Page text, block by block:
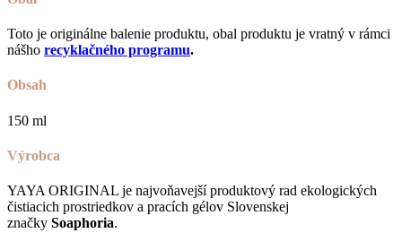
Toto je originálne balenie produktu, obal produktu je vratný v rámci
nášho recyklačného programu.
Obsah
150 ml
Výrobca
YAYA ORIGINAL je najvoňavejší produktový rad ekologických
čistiacich prostriedkov a pracích gélov Slovenskej
značky Soaphoria.